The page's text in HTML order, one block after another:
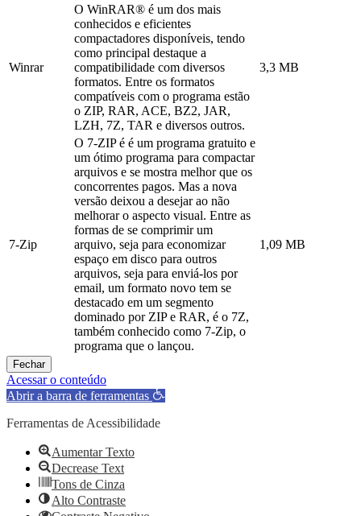
Winrar
O WinRAR® é um dos mais
conhecidos e eficientes
compactadores disponíveis, tendo
como principal destaque a
compatibilidade com diversos
formatos. Entre os formatos
compatíveis com o programa estão
o ZIP, RAR, ACE, BZ2, JAR,
LZH, 7Z, TAR e diversos outros.
3,3 MB
7-Zip
O 7-ZIP é é um programa gratuito e
um ótimo programa para compactar
arquivos e se mostra melhor que os
concorrentes pagos. Mas a nova
versão deixou a desejar ao não
melhorar o aspecto visual. Entre as
formas de se comprimir um
arquivo, seja para economizar
espaço em disco para outros
arquivos, seja para enviá-los por
email, um formato novo tem se
destacado em um segmento
dominado por ZIP e RAR, é o 7Z,
também conhecido como 7-Zip, o
programa que o lançou.
1,09 MB
Fechar
Acessar o conteúdo
Abrir a barra de ferramentas
Ferramentas de Acessibilidade
Aumentar Texto
Decrease Text
Tons de Cinza
Alto Contraste